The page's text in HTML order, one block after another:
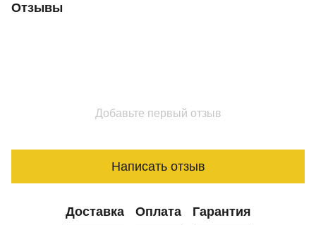
Отзывы
Добавьте первый отзыв
Написать отзыв
Доставка Оплата Гарантия